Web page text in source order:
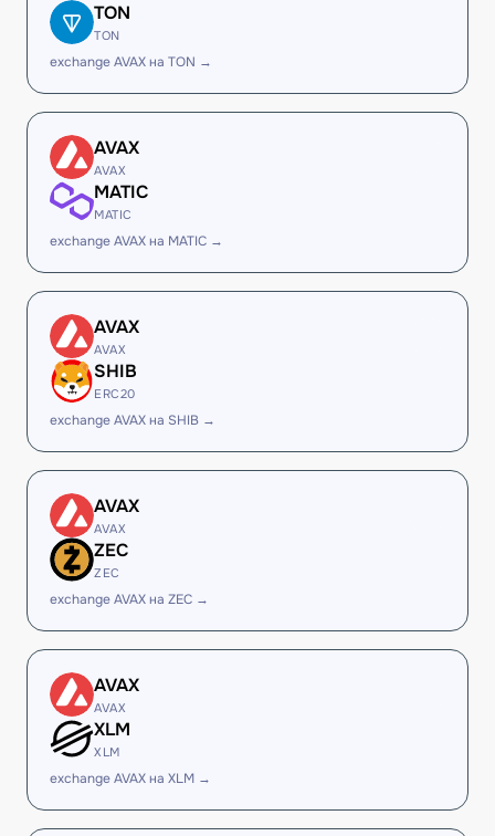
TON
TON
exchange AVAX на TON →
AVAX
AVAX
MATIC
MATIC
exchange AVAX на MATIC →
AVAX
AVAX
SHIB
ERC20
exchange AVAX на SHIB →
AVAX
AVAX
ZEC
ZEC
exchange AVAX на ZEC →
AVAX
AVAX
XLM
XLM
exchange AVAX на XLM →